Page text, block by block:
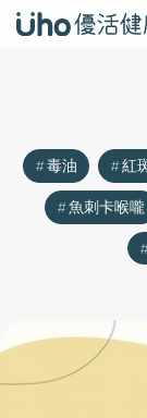
毒油 紅
魚刺卡喉嚨